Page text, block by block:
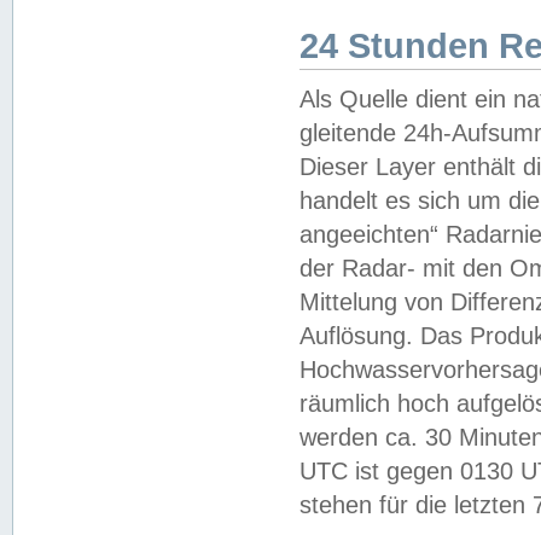
24 Stunden
Als Quelle dient ein
gleitende 24h-
Dieser Layer enthält
handelt es sich um
angeeichten“
der Radar- mit den
Mittelung von
Auflösung. Das
räumlich hoch
werden ca. 30
UTC ist gegen 0130
stehen für die letzten